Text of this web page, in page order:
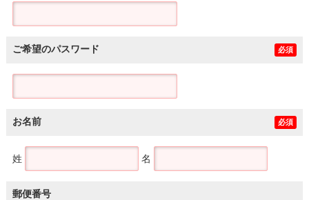
ご希望のパスワード 必須
お名前 必須
姓 名
郵便番号